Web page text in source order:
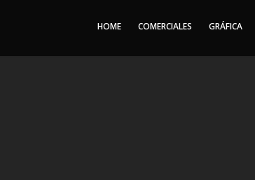
HOME COMERCIALES GRÁFICA